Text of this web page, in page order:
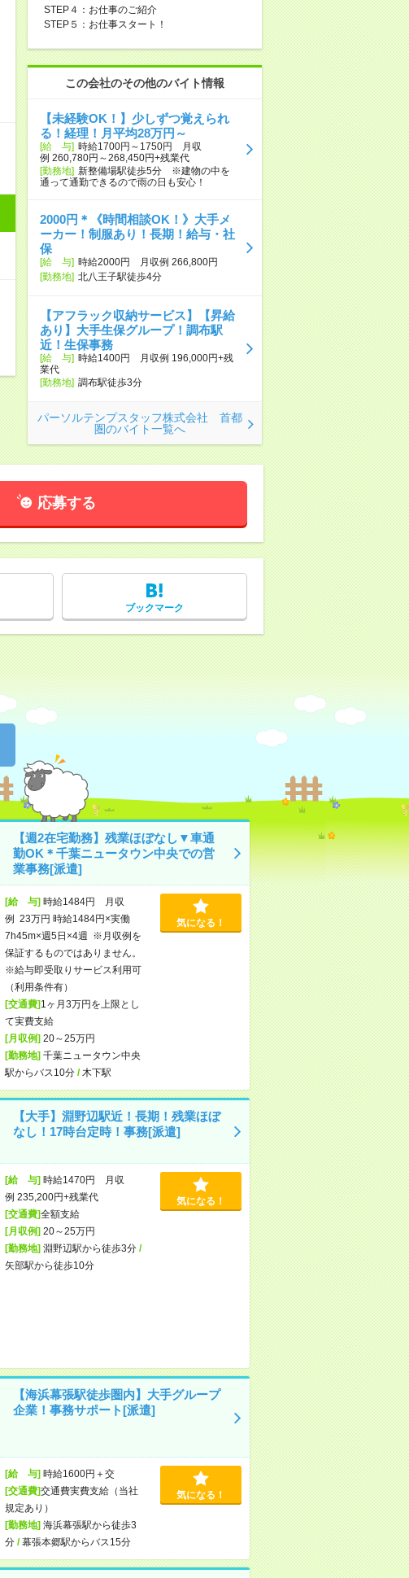
STEP４：お仕事のご紹介
STEP５：お仕事スタート！
この会社のその他のバイト情報
【未経験OK！】少しずつ覚えられ
る！経理！月平均28万円～
[給 与] 時給1700円～1750円 月収
例 260,780円～268,450円+残業代
[勤務地] 新整備場駅徒歩5分 ※建物の中を
通って通勤できるので雨の日も安心！
2000円＊《時間相談OK！》大手メ
ーカー！制服あり！長期！給与・社
保
[給 与] 時給2000円 月収例 266,800円
[勤務地] 北八王子駅徒歩4分
【アフラック収納サービス】【昇給
あり】大手生保グループ！調布駅
近！生保事務
[給 与] 時給1400円 月収例 196,000円+残
業代
[勤務地] 調布駅徒歩3分
パーソルテンプスタッフ株式会社 首都
圏のバイト一覧へ
応募する
ブックマーク
【週2在宅勤務】残業ほぼなし▼車通
勤OK＊千葉ニュータウン中央での営
業事務[派遣]
[給 与]時給1484円 月収
例 23万円 時給1484円×実働
7h45m×週5日×4週 ※月収例を
保証するものではありません。
※給与即受取りサービス利用可
（利用条件有）
[交通費]1ヶ月3万円を上限とし
て実費支給
[月収例]20～25万円
[勤務地]千葉ニュータウン中央
駅からバス10分/ 木下駅
気になる！
【大手】淵野辺駅近！長期！残業ほぼ
なし！17時台定時！事務[派遣]
[給 与]時給1470円 月収
例 235,200円+残業代
[交通費]全額支給
[月収例]20～25万円
[勤務地]淵野辺駅から徒歩3分/
矢部駅から徒歩10分
気になる！
【海浜幕張駅徒歩圏内】大手グループ
企業！事務サポート[派遣]
[給 与]時給1600円＋交
[交通費]交通費実費支給（当社
規定あり）
[勤務地]海浜幕張駅から徒歩3
分/幕張本郷駅からバス15分
気になる！